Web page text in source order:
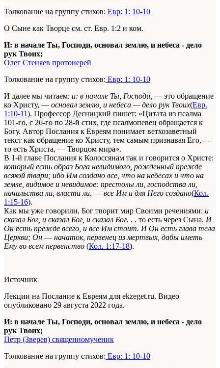
Толкование на группу стихов: Евр: 1: 10-10
О Сыне как Творце см. ст. Евр. 1:2 и ком.
И: в начале Ты, Господи, основал землю, и небеса - дело
рук Твоих;
Олег Стеняев протоиерей
Толкование на группу стихов: Евр: 1: 10-10
И далее мы читаем: и: в начале Ты, Господи, — это обращение
ко Христу, — основал землю, и небеса — дело рук Твоих(Евр.
1:10-11). Профессор Десницкий пишет: «Цитата из псалма
101-го, с 26-го по 28-й стих, где псалмопевец обращается к
Богу. Автор Послания к Евреям понимает ветхозаветный
текст как обращение ко Христу, тем самым признавая Его, —
то есть Христа, — Творцом мира».
В 1-й главе Послания к Колоссянам так и говорится о Христе:
который есть образ Бога невидимого, рожденный прежде
всякой твари; ибо Им создано все, что на небесах и что на
земле, видимое и невидимое: престолы ли, господства ли,
начальства ли, власти ли, — все Им и для Него создано(Кол.
1:15-16).
Как мы уже говорили, Бог творит мир Своими речениями: и
сказал Бог, и сказал Бог, и сказал Бог. . . то есть через Сына. И
Он есть прежде всего, и все Им стоит. И Он есть глава тела
Церкви; Он — начаток, первенец из мертвых, дабы иметь
Ему во всем первенство (Кол. 1:17-18).
Источник
Лекции на Послание к Евреям для ekzeget.ru. Видео
опубликовано 29 августа 2022 года.
И: в начале Ты, Господи, основал землю, и небеса - дело
рук Твоих;
Петр (Зверев) священномученик
Толкование на группу стихов: Евр: 1: 10-10